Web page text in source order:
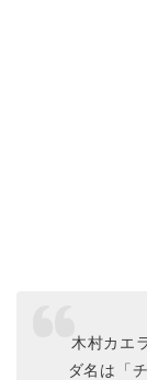
木村カエ
ダ名は「